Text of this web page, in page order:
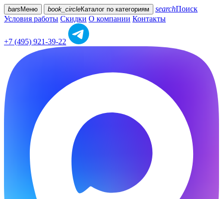
bars Меню book_circleКаталог по категориям searchПоиск
Условия работы Скидки О компании Контакты
+7 (495) 921-39-22